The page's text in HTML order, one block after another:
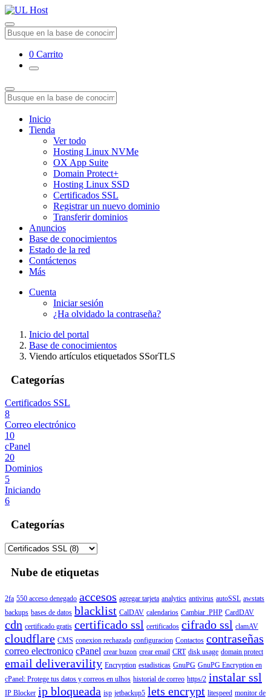
0 Carrito
Inicio
Tienda
Ver todo
Hosting Linux NVMe
OX App Suite
Domain Protect+
Hosting Linux SSD
Certificados SSL
Registrar un nuevo dominio
Transferir dominios
Anuncios
Base de conocimientos
Estado de la red
Contáctenos
Más
Cuenta
Iniciar sesión
¿Ha olvidado la contraseña?
Inicio del portal
Base de conocimientos
Viendo artículos etiquetados SSorTLS
Categorías
Certificados SSL
8
Correo electrónico
10
cPanel
20
Dominios
5
Iniciando
6
Categorías
Nube de etiquetas
2fa 550 acceso denegado accesos agregar tarjeta analytics antivirus autoSSL awstats
backups bases de datos blacklist CalDAV calendarios Cambiar .PHP CardDAV
cdn certificado gratis certificado ssl certificados cifrado ssl clamAV
cloudflare CMS conexion rechazada configuracion Contactos contraseñas
correo electronico cPanel crear buzon crear email CRT disk usage domain protect
email deliveravility Encryption estadisticas GnuPG GnuPG Encryption en
cPanel: Protege tus datos y correos en ulhos historial de correo https/2 instalar ssl
IP Blocker ip bloqueada isp jetbackup5 lets encrypt litespeed monitor de